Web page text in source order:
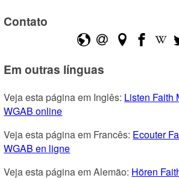
Contato
Em outras línguas
Veja esta página em Inglês: Listen Faith
WGAB online
Veja esta página em Francês: Ecouter
WGAB en ligne
Veja esta página em Alemão: Hören